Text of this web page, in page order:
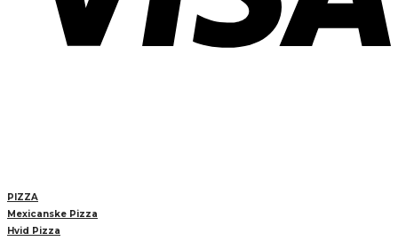
PIZZA
Mexicanske Pizza
Hvid Pizza